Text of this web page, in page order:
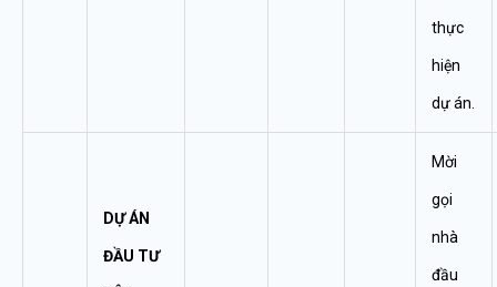
thực
hiện
dự án.
DỰ ÁN
ĐẦU TƯ
Mời
gọi
nhà
đầu